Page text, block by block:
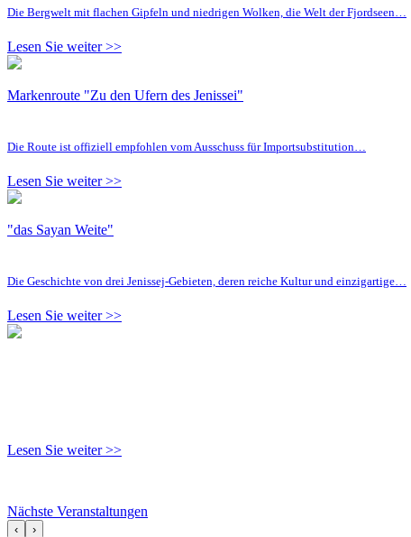
Die Bergwelt mit flachen Gipfeln und niedrigen Wolken, die Welt der Fjordseen…
Lesen Sie weiter >>
Markenroute "Zu den Ufern des Jenissei"
Die Route ist offiziell empfohlen vom Ausschuss für Importsubstitution…
Lesen Sie weiter >>
"das Sayan Weite"
Die Geschichte von drei Jenissej-Gebieten, deren reiche Kultur und einzigartige…
Lesen Sie weiter >>
Lesen Sie weiter >>
Nächste Veranstaltungen
‹ ›